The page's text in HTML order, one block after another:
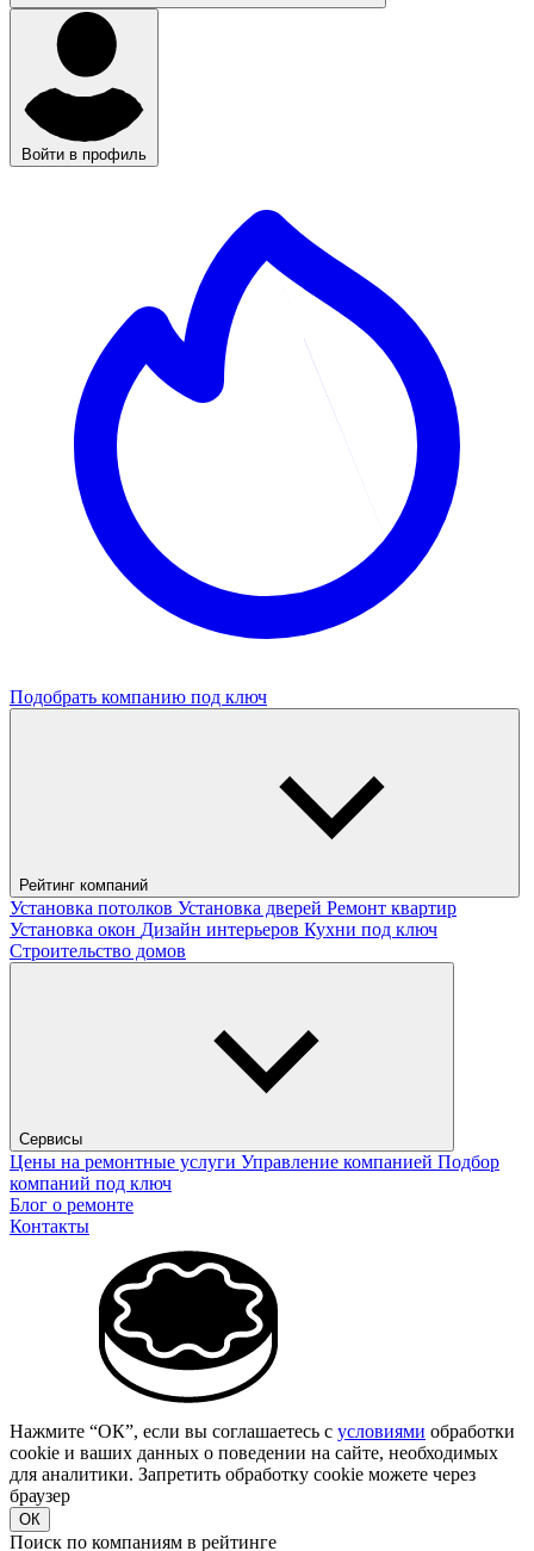
Войти в профиль
Подобрать компанию под ключ
Рейтинг компаний
Установка потолков Установка дверей Ремонт квартир
Установка окон Дизайн интерьеров Кухни под ключ
Строительство домов
Сервисы
Цены на ремонтные услуги Управление компанией Подбор
компаний под ключ
Блог о ремонте
Контакты
Нажмите “ОК”, если вы соглашаетесь с условиями обработки
cookie и ваших данных о поведении на сайте, необходимых
для аналитики. Запретить обработку cookie можете через
браузер
ОК
Поиск по компаниям в рейтинге